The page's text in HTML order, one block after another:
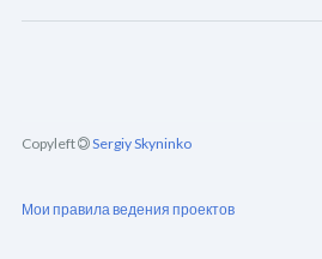
Copyleft Sergiy Skyninko
Мои правила ведения проектов